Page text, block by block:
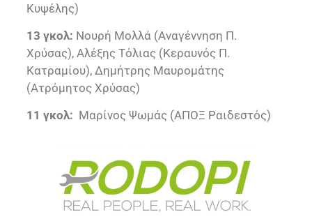
Κυψέλης)
13 γκολ: Νουρή Μολλά (Αναγέννηση Π.
Χρύσας), Αλέξης Τόλιας (Κεραυνός Π.
Κατραμίου), Δημήτρης Μαυρομάτης
(Ατρόμητος Χρύσας)
11 γκολ: Μαρίνος Ψωμάς (ΑΠΟΞ Ραιδεστός)